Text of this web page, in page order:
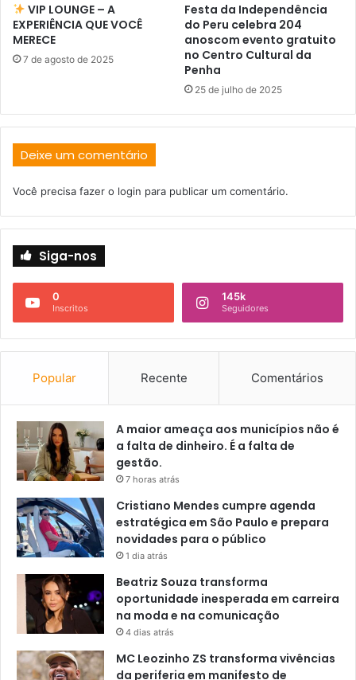
VIP LOUNGE – A
EXPERIÊNCIA QUE VOCÊ
MERECE
7 de agosto de 2025
Festa da Independência
do Peru celebra 204
anoscom evento gratuito
no Centro Cultural da
Penha
25 de julho de 2025
Deixe um comentário
Você precisa fazer o login para publicar um comentário.
Siga-nos
0
Inscritos
145k
Seguidores
Popular Recente Comentários
A maior ameaça aos municípios não é
a falta de dinheiro. É a falta de
gestão.
7 horas atrás
Cristiano Mendes cumpre agenda
estratégica em São Paulo e prepara
novidades para o público
1 dia atrás
Beatriz Souza transforma
oportunidade inesperada em carreira
na moda e na comunicação
4 dias atrás
MC Leozinho ZS transforma vivências
da periferia em manifesto de